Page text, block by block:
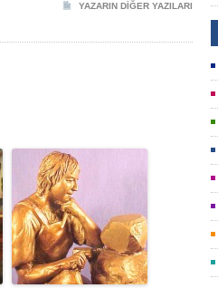
YAZARIN DIĞER YAZILARI